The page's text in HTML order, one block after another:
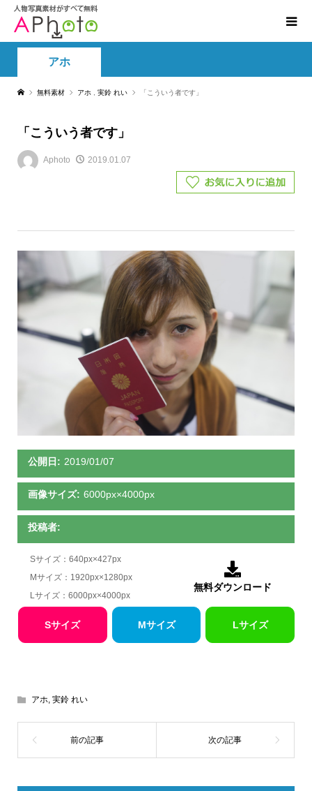
アホ
無料素材 アホ 実鈴 れい 「こういう者です」
「こういう者です」
Aphoto 2019.01.07
公開日: 2019/01/07
画像サイズ: 6000px×4000px
投稿者:
Sサイズ：640px×427px
Mサイズ：1920px×1280px
Lサイズ：6000px×4000px

無料ダウンロード
Sサイズ Mサイズ Lサイズ
アホ, 実鈴 れい